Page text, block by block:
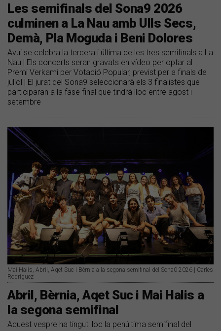
Les semifinals del Sona9 2026
culminen a La Nau amb Ulls Secs,
Demà, Pla Moguda i Beni Dolores
Avui se celebra la tercera i última de les tres semifinals a La
Nau | Els concerts seran gravats en vídeo per optar al
Premi Verkami per Votació Popular, previst per a finals de
juliol | El jurat del Sona9 seleccionarà els 3 finalistes que
participaran a la fase final que tindrà lloc entre agost i
setembre
Mai Halis, Abril, Aqet Suc i Bèrnia a la segona semifinal del Sona0 2026 | Carles
Rodríguez
Abril, Bèrnia, Aqet Suc i Mai Halis a
la segona semifinal
Aquest vespre ha tingut lloc la penúltima semifinal del